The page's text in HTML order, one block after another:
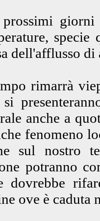
giorni
dell'afflusso
rimarrà
anche a
fenomeno
sul nostro
potranno
dovrebbe
ove è caduta